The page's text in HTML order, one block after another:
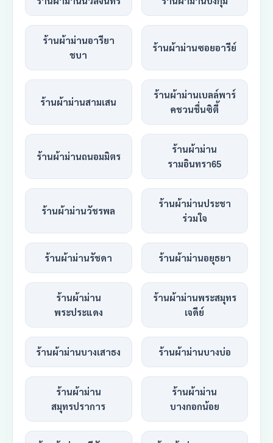
ร้านผ้าม่านอารียา
ชบา
ร้านผ้าม่านซอยอารีย์
ร้านผ้าม่านสามเสน
ร้านผ้าม่านเบลล์พาร์
คชวนชื่นซิตี้
ร้านผ้าม่านถนอมมิตร
ร้านผ้าม่าน
รามอินทรา65
ร้านผ้าม่านวัชรพล
ร้านผ้าม่านประชา
ร่วมใจ
ร้านผ้าม่านรัชดา ร้านผ้าม่านอยุธยา
ร้านผ้าม่าน
พระประแดง
ร้านผ้าม่านพระสมุทร
เจดีย์
ร้านผ้าม่านบางเสาธง ร้านผ้าม่านบางบ่อ
ร้านผ้าม่าน
สมุทรปราการ
ร้านผ้าม่าน
บางกอกน้อย